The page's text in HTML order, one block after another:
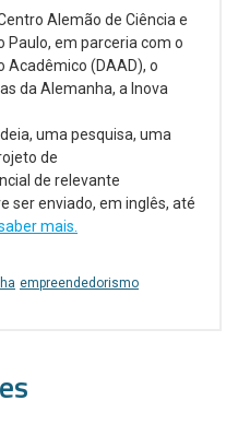
Alemão de Ciência e
Paulo, em parceria com o
Acadêmico (DAAD), o
da Alemanha, a Inova
uma pesquisa, uma
de
de relevante
ser enviado, em inglês, até
mais.
empreendedorismo